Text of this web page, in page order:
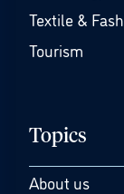
Textile &
Tourism
Topics
About us